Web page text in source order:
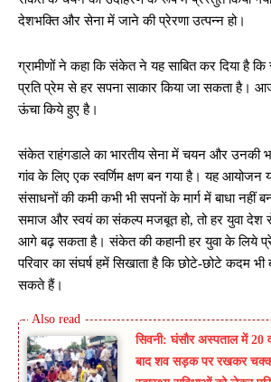
देशभक्ति और सेना में जाने की प्रेरणा उत्पन्न हो।
ग्रामीणों ने कहा कि संकेत ने यह साबित कर दिया है
प्रति प्रेम से हर सपना साकार किया जा सकता है। आज
ऊंचा किये हुए है।
संकेत राहंगडाले का भारतीय सेना में चयन और उनकी
गांव के लिए एक स्वर्णिम क्षण बन गया है। यह आयोजन
संसाधनों की कमी कभी भी सपनों के मार्ग में बाधा नहीं
समाज और स्वयं का संकल्प मजबूत हो, तो हर युवा देश
आगे बढ़ सकता है। संकेत की कहानी हर युवा के लिये
परिवार का संघर्ष हमें सिखाता है कि छोटे-छोटे कदम
सकते हैं।
सिवनी: घंसौर अस्पताल में 20
बाद शव सड़क पर रखकर